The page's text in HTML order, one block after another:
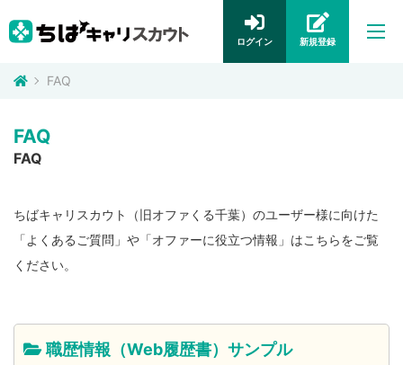
ログイン 新規登録
FAQ
FAQ
FAQ
ちばキャリスカウト（旧オファくる千葉）のユーザー様に向けた
「よくあるご質問」や「オファーに役立つ情報」はこちらをご覧
ください。
職歴情報（Web履歴書）サンプル